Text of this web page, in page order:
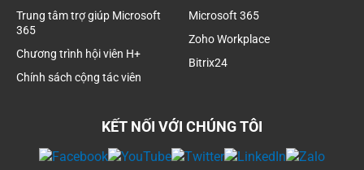
Trung tâm trợ giúp Microsoft
365
Chương trình hội viên H+
Chính sách cộng tác viên
Microsoft 365
Zoho Workplace
Bitrix24
KẾT NỐI VỚI CHÚNG TÔI